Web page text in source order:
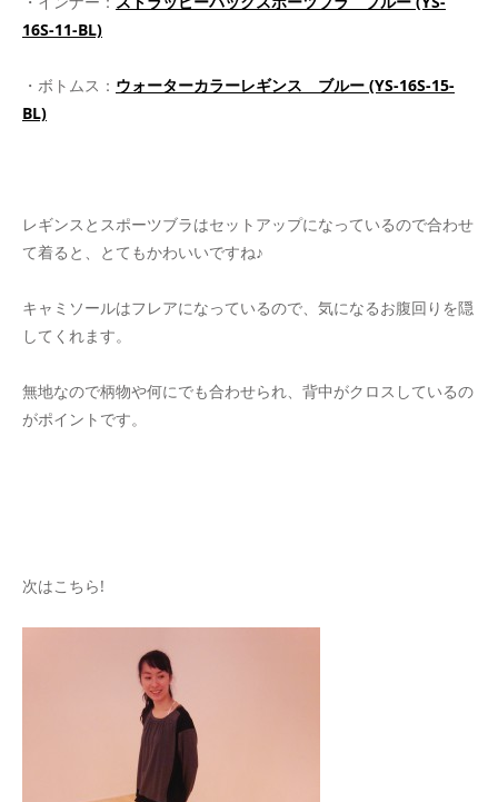
16S-11-BL)
・ボトムス： ウォーターカラーレギンス ブルー (YS-16S-15-
BL)
レギンスとスポーツブラはセットアップになっているので合わせ
て着ると、とてもかわいいですね♪
キャミソールはフレアになっているので、気になるお腹回りを隠
してくれます。
無地なので柄物や何にでも合わせられ、背中がクロスしているの
がポイントです。
次はこちら!